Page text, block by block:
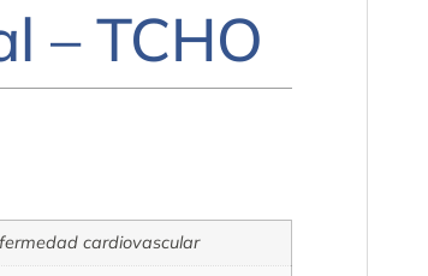
– TCHO
cardiovascular